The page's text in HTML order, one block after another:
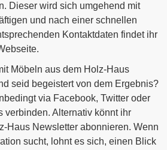
Dieser wird sich umgehend mit
und nach einer schnellen
Kontaktdaten findet ihr
Möbeln aus dem Holz-Haus
seid begeistert von dem Ergebnis?
via Facebook, Twitter oder
verbinden. Alternativ könnt ihr
Haus Newsletter abonnieren. Wenn
sucht, lohnt es sich, einen Blick